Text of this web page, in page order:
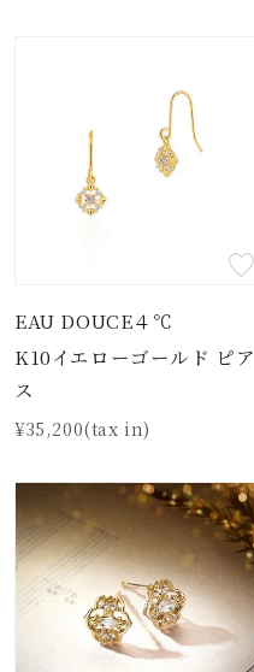
EAU DOUCE４℃
K10イエローゴールド ピア
ス
¥35,200(tax in)